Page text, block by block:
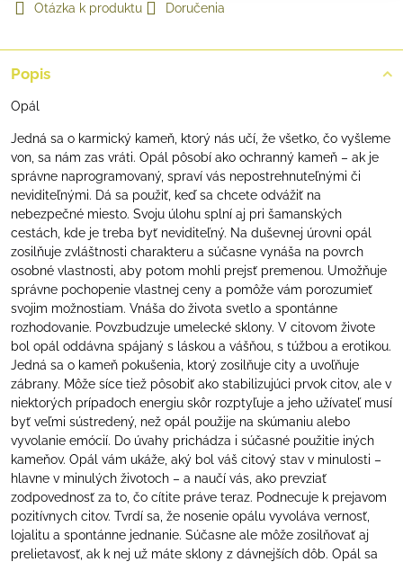
Otázka k produktu Doručenia
Popis
Opál
Jedná sa o karmický kameň, ktorý nás učí, že všetko, čo vyšleme
von, sa nám zas vráti. Opál pôsobí ako ochranný kameň – ak je
správne naprogramovaný, spraví vás nepostrehnuteľnými či
neviditeľnými. Dá sa použiť, keď sa chcete odvážiť na
nebezpečné miesto. Svoju úlohu splní aj pri šamanských
cestách, kde je treba byť neviditeľný. Na duševnej úrovni opál
zosilňuje zvláštnosti charakteru a súčasne vynáša na povrch
osobné vlastnosti, aby potom mohli prejsť premenou. Umožňuje
správne pochopenie vlastnej ceny a pomôže vám porozumieť
svojim možnostiam. Vnáša do života svetlo a spontánne
rozhodovanie. Povzbudzuje umelecké sklony. V citovom živote
bol opál oddávna spájaný s láskou a vášňou, s túžbou a erotikou.
Jedná sa o kameň pokušenia, ktorý zosilňuje city a uvoľňuje
zábrany. Môže síce tiež pôsobiť ako stabilizujúci prvok citov, ale v
niektorých prípadoch energiu skôr rozptyľuje a jeho užívateľ musí
byť veľmi sústredený, než opál použije na skúmaniu alebo
vyvolanie emócií. Do úvahy prichádza i súčasné použitie iných
kameňov. Opál vám ukáže, aký bol váš citový stav v minulosti –
hlavne v minulých životoch – a naučí vás, ako prevziať
zodpovednosť za to, čo cítite práve teraz. Podnecuje k prejavom
pozitívnych citov. Tvrdí sa, že nosenie opálu vyvoláva vernosť,
lojalitu a spontánne jednanie. Súčasne ale môže zosilňovať aj
prelietavosť, ak k nej už máte sklony z dávnejších dôb. Opál sa